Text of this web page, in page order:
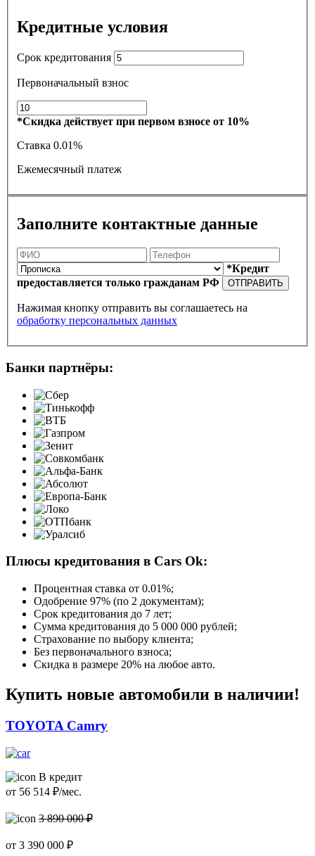
Кредитные условия
Срок кредитования
Первоначальный взнос
*Скидка действует при первом взносе от 10%
Ставка 0.01%
Ежемесячный платеж
Заполните контактные данные
*Кредит
предоставляется только гражданам РФ
ОТПРАВИТЬ
Нажимая кнопку отправить вы соглашаетесь на
обработку персональных данных
Банки партнёры:
Плюсы кредитования в Cars Ok:
Процентная ставка от 0.01%;
Одобрение 97% (по 2 документам);
Срок кредитования до 7 лет;
Сумма кредитования до 5 000 000 рублей;
Страхование по выбору клиента;
Без первоначального взноса;
Скидка в размере 20% на любое авто.
Купить новые автомобили в наличии!
TOYOTA Camry
В кредит
от 56 514 ₽/мес.
3 890 000 ₽
от 3 390 000 ₽